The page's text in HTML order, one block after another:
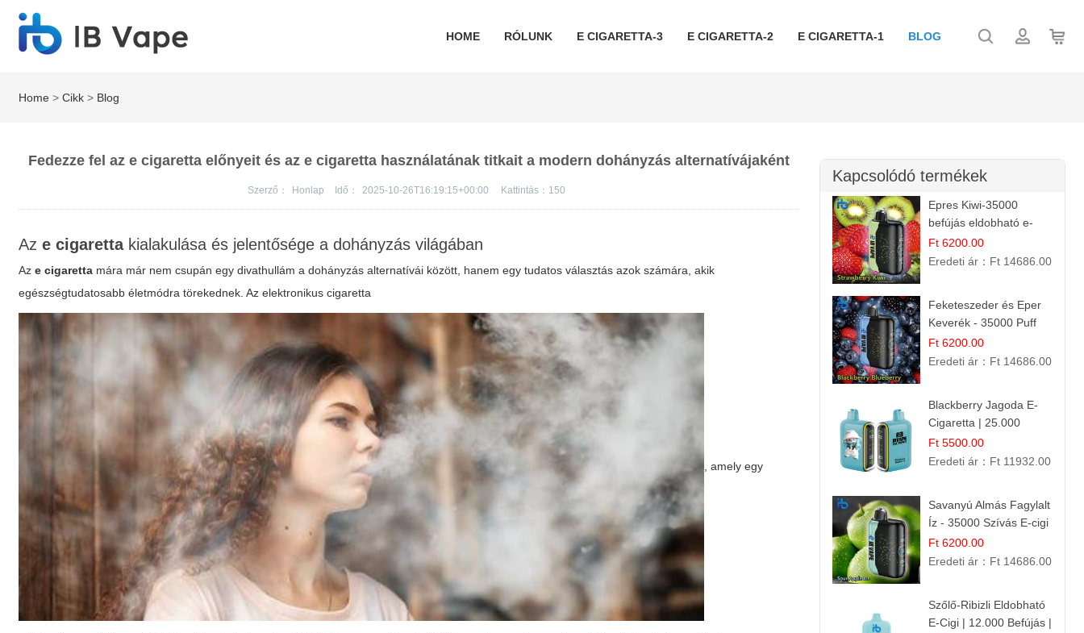
HOME RÓLUNK E CIGARETTA-3 E CIGARETTA-2 E CIGARETTA-1 BLOG
Home >Cikk > Blog
Fedezze fel az e cigaretta előnyeit és az e cigaretta használatának titkait a modern dohányzás alternatívájaként
Szerző： Honlap Idő： 2025-10-26T16:19:15+00:00 Kattintás： 150
Aze cigarettakialakulása és jelentősége a dohányzás világában
Aze cigaretta mára már nem csupán egy divathullám a dohányzás alternatívái között, hanem egy tudatos választás azok számára, akik
egészségtudatosabb életmódra törekednek. Azelektronikus cigaretta
, amely egy
Kapcsolódó termékek
Epres Kiwi-35000
befújás eldobható e-
cigaretta
Ft 6200.00
Eredeti ár： Ft 14686.00
Feketeszeder és Eper
Keverék - 35000 Puff
Eldobható Vape | Ízletes
Gyümölcsökombináció!
Ft 6200.00
Eredeti ár： Ft 14686.00
Blackberry Jagoda E-
Cigaretta | 25.000
Szívás | Ízesített E-
Liquid
Ft 5500.00
Eredeti ár： Ft 11932.00
Savanyú Almás Fagylalt
Íz - 35000 Szívás E-cigi
Ft 6200.00
Eredeti ár： Ft 14686.00
Szőlő-Ribizli Eldobható
E-Cigi | 12.000 Befújás |